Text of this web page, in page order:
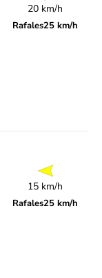
20 km/h
Rafales25 km/h
15 km/h
Rafales25 km/h